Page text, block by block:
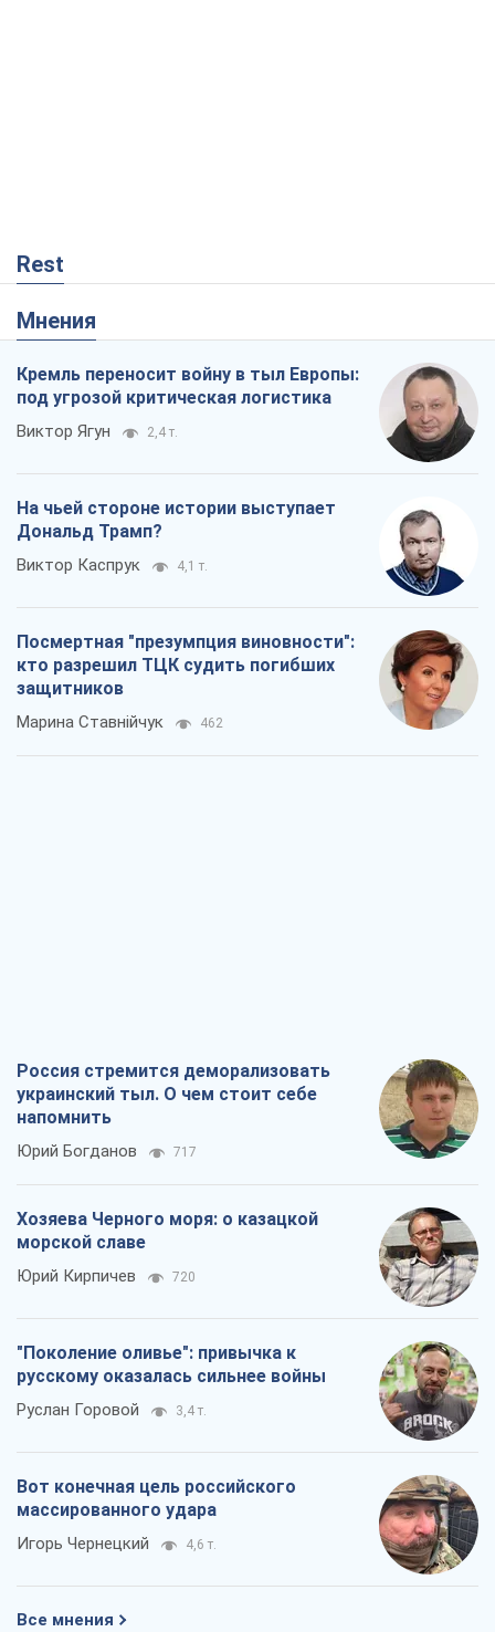
Rest
Мнения
Кремль переносит войну в тыл Европы:
под угрозой критическая логистика
Виктор Ягун 2,4 т.
На чьей стороне истории выступает
Дональд Трамп?
Виктор Каспрук 4,1 т.
Посмертная "презумпция виновности":
кто разрешил ТЦК судить погибших
защитников
Марина Ставнійчук 462
Россия стремится деморализовать
украинский тыл. О чем стоит себе
напомнить
Юрий Богданов 717
Хозяева Черного моря: о казацкой
морской славе
Юрий Кирпичев 720
"Поколение оливье": привычка к
русскому оказалась сильнее войны
Руслан Горовой 3,4 т.
Вот конечная цель российского
массированного удара
Игорь Чернецкий 4,6 т.
Все мнения